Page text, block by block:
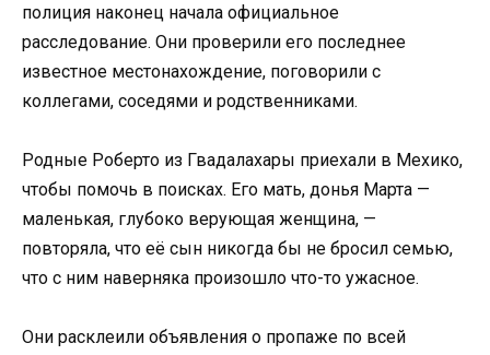
полиция наконец начала официальное
расследование. Они проверили его последнее
известное местонахождение, поговорили с
коллегами, соседями и родственниками.
Родные Роберто из Гвадалахары приехали в Мехико,
чтобы помочь в поисках. Его мать, донья Марта —
маленькая, глубоко верующая женщина, —
повторяла, что её сын никогда бы не бросил семью,
что с ним наверняка произошло что-то ужасное.
Они расклеили объявления о пропаже по всей